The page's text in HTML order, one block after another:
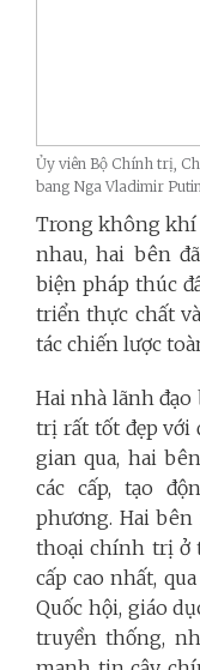
Ủy viên Bộ Chính trị,
bang Nga Vladimir
Trong không khí
nhau, hai bên
biện pháp thúc
triển thực chất
tác chiến lược
Hai nhà lãnh
trị rất tốt đẹp với
gian qua, hai
các cấp, tạo
phương. Hai
thoại chính trị ở
cấp cao nhất,
Quốc hội, giáo
truyền thống,